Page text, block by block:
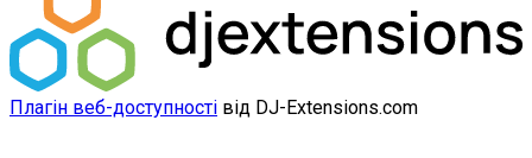
Плагін веб-доступності від DJ-Extensions.com